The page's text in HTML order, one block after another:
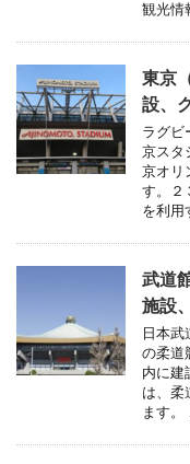
観光情
東京
設、
ラグビ
京スタ
京オリ
す。２
を利用
武道
施設
日本武
の柔道
内に建
は、柔
ます。